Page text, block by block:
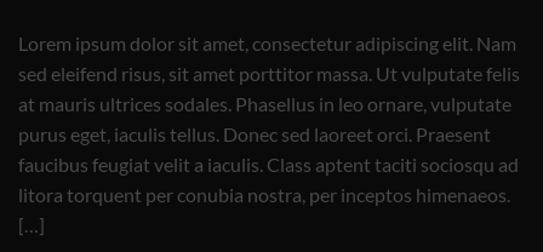
Lorem ipsum dolor sit amet, consectetur adipiscing elit. Nam
sed eleifend risus, sit amet porttitor massa. Ut vulputate felis
at mauris ultrices sodales. Phasellus in leo ornare, vulputate
purus eget, iaculis tellus. Donec sed laoreet orci. Praesent
faucibus feugiat velit a iaculis. Class aptent taciti sociosqu ad
litora torquent per conubia nostra, per inceptos himenaeos.
[…]